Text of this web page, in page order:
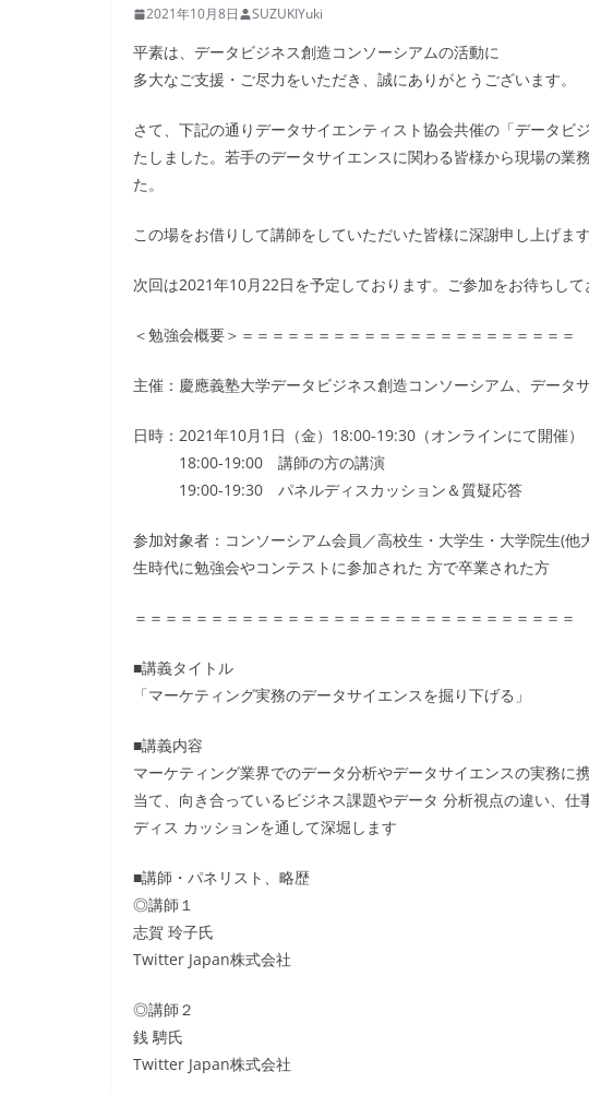
2021年10月8日 SUZUKIYuki
平素は、データビジネス創造コンソーシアムの活動に
多大なご支援・ご尽力をいただき、誠にありがとうございます。
さて、下記の通りデータサイエンティスト協会共催の「データビ
たしました。若手のデータサイエンスに関わる皆様から現場の業
た。
この場をお借りして講師をしていただいた皆様に深謝申し上げます
次回は2021年10月22日を予定しております。ご参加をお待ちして
＜勉強会概要＞＝＝＝＝＝＝＝＝＝＝＝＝＝＝＝＝＝＝＝＝＝＝
主催：慶應義塾大学データビジネス創造コンソーシアム、データ
日時：2021年10月1日（金）18:00-19:30（オンラインにて開催）
18:00-19:00 講師の方の講演
19:00-19:30 パネルディスカッション＆質疑応答
参加対象者：コンソーシアム会員／高校生・大学生・大学院生(
生時代に勉強会やコンテストに参加された 方で卒業された方
＝＝＝＝＝＝＝＝＝＝＝＝＝＝＝＝＝＝＝＝＝＝＝＝＝＝＝＝＝
■講義タイトル
「マーケティング実務のデータサイエンスを掘り下げる」
■講義内容
マーケティング業界でのデータ分析やデータサイエンスの実務に
当て、向き合っているビジネス課題やデータ 分析視点の違い、
ディス カッションを通して深堀します
■講師・パネリスト、略歴
◎講師１
志賀 玲子氏
Twitter Japan株式会社
◎講師２
銭 騁氏
Twitter Japan株式会社